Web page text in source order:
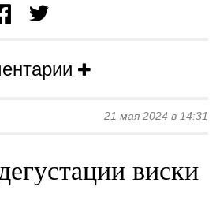
21 мая 2024 в 14:31
виски